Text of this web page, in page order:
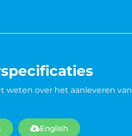
weten over het aanleveren van
English